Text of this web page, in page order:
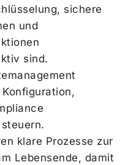
sichere
und
sind.
klare Prozesse zur
Lebensende, damit